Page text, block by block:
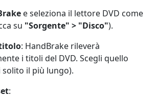
e seleziona il lettore DVD come
su "Sorgente" > "Disco").
: HandBrake rileverà
i titoli del DVD. Scegli quello
il più lungo).
: